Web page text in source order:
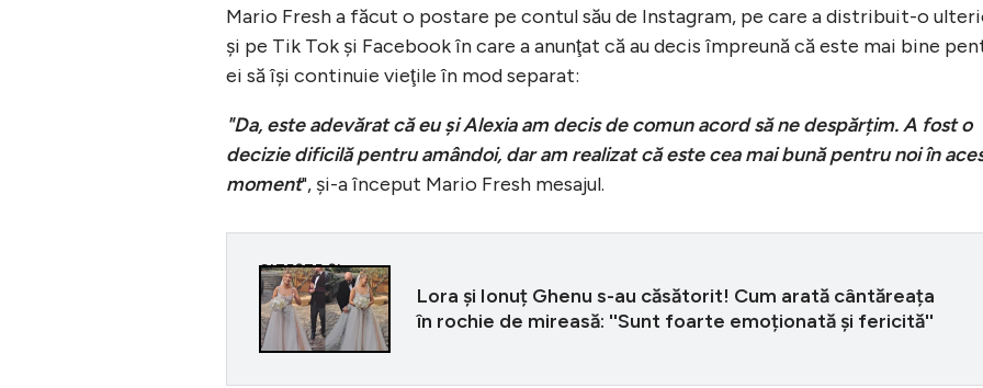
Mario Fresh a făcut o postare pe contul său de Instagram, pe care a distribuit-o
şi pe Tik Tok şi Facebook în care a anunţat că au decis împreună că este mai bine
ei să îşi continuie vieţile în mod separat:
"Da, este adevărat că eu și Alexia am decis de comun acord să ne despărțim. A fost o
decizie dificilă pentru amândoi, dar am realizat că este cea mai bună pentru noi în
moment", şi-a început Mario Fresh mesajul.
CITEȘTE ȘI
Lora și Ionuț Ghenu s-au căsătorit! Cum arată cântăreața
în rochie de mireasă: ''Sunt foarte emoționată și fericită''